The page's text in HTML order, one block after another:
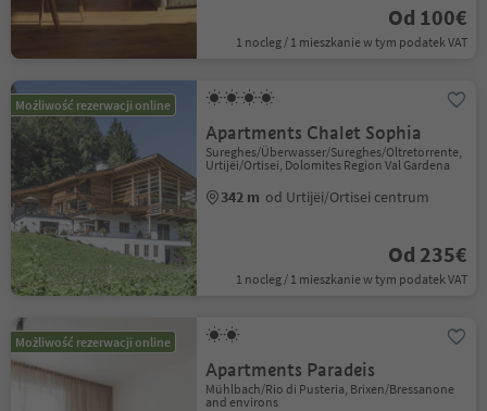
Od 100€
1 nocleg / 1 mieszkanie w tym podatek VAT
Możliwość rezerwacji online
Apartments Chalet Sophia
Sureghes/Überwasser/Sureghes/Oltretorrente,
Urtijëi/Ortisei, Dolomites Region Val Gardena
342 m od Urtijëi/Ortisei centrum
Od 235€
1 nocleg / 1 mieszkanie w tym podatek VAT
Możliwość rezerwacji online
Apartments Paradeis
Mühlbach/Rio di Pusteria, Brixen/Bressanone
and environs